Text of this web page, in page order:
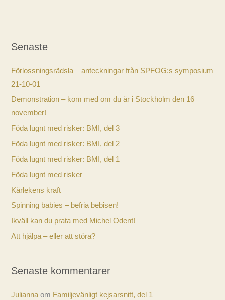
Senaste
Förlossningsrädsla – anteckningar från SPFOG:s symposium
21-10-01
Demonstration – kom med om du är i Stockholm den 16
november!
Föda lugnt med risker: BMI, del 3
Föda lugnt med risker: BMI, del 2
Föda lugnt med risker: BMI, del 1
Föda lugnt med risker
Kärlekens kraft
Spinning babies – befria bebisen!
Ikväll kan du prata med Michel Odent!
Att hjälpa – eller att störa?
Senaste kommentarer
Juliannaom Familjevänligt kejsarsnitt, del 1